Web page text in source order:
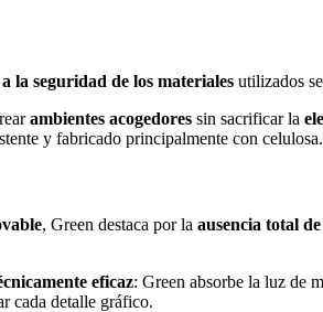
la seguridad de los materiales utilizados
ambientes acogedores sin sacrificar la
y fabricado principalmente con celulosa.
, Green destaca por la ausencia total
eficaz: Green absorbe la luz de
cada detalle gráfico.